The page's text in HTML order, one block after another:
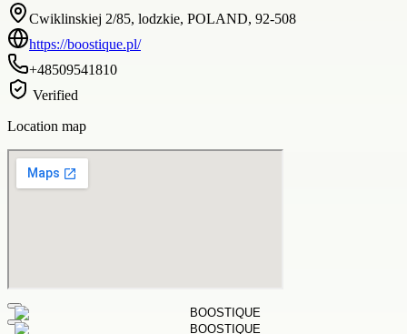
Cwiklinskiej 2/85, lodzkie, POLAND, 92-508
https://boostique.pl/
+48509541810
Verified
Location map